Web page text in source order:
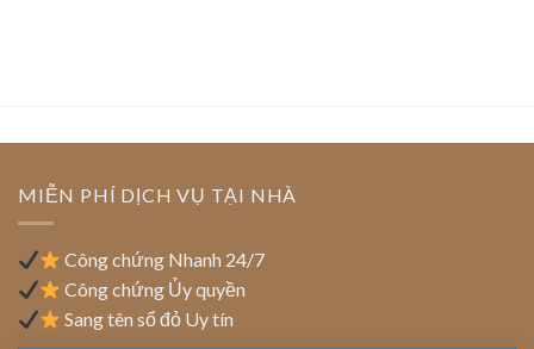
ro
hoạch
quan
thanh
lý:
làm
MIỄN PHÍ DỊCH VỤ TẠI NHÀ
Công chứng Nhanh 24/7
Công chứng Ủy quyền
Sang tên sổ đỏ Uy tín